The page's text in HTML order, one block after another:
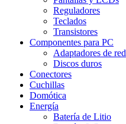
Reguladores
Teclados
Transistores
Componentes para PC
Adaptadores de red
Discos duros
Conectores
Cuchillas
Domótica
Energía
Batería de Litio